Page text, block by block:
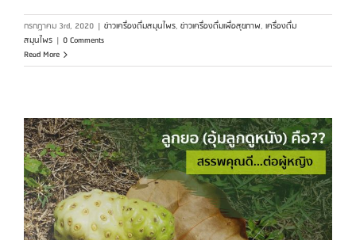
กรกฎาคม 3rd, 2020 | ข่าวเครื่องดื่มสมุนไพร, ข่าวเครื่องดื่มเพื่อสุขภาพ, เครื่องดื่ม
สมุนไพร | 0 Comments
Read More